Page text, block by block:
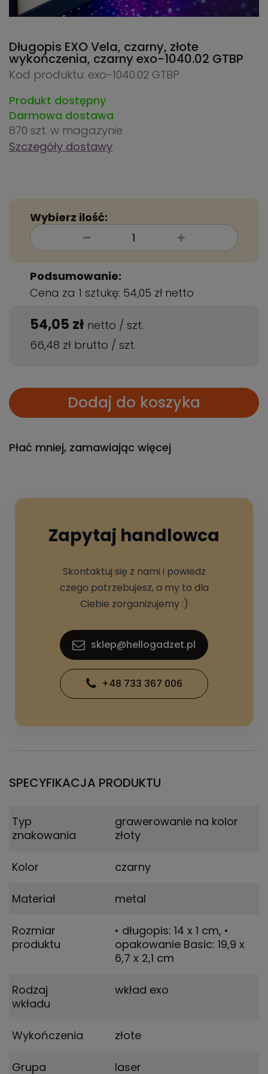
Długopis EXO Vela, czarny, złote
wykończenia, czarnyexo-1040.02 GTBP
Kod produktu: exo-1040.02 GTBP
Produkt dostępny
Darmowa dostawa
870 szt. w magazynie
Szczegóły dostawy
Wybierz ilość:
Podsumowanie:
Cena za 1 sztukę: 54,05 zł netto
54,05 zł netto / szt.
66,48 zł brutto / szt.
Dodaj do koszyka
Płać mniej, zamawiając więcej
Zapytaj handlowca
Skontaktuj się z nami i powiedz
czego potrzebujesz, a my to dla
Ciebie zorganizujemy :)
sklep@hellogadzet.pl
+48 733 367 006
SPECYFIKACJA PRODUKTU
Typ
znakowania
grawerowanie na kolor
złoty
Kolor czarny
Materiał metal
Rozmiar
produktu
• długopis: 14 x 1 cm, •
opakowanie Basic: 19,9 x
6,7 x 2,1 cm
Rodzaj
wkładu
wkład exo
Wykończenia złote
Grupa
laser